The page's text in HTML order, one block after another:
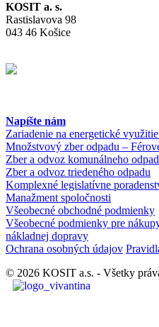
KOSIT a. s.
Rastislavova 98
043 46 Košice
Napíšte nám
Zariadenie na energetické
Množstvový zber odpadu –
Zber a odvoz komunálneho
Zber a odvoz triedeného odpadu
Komplexné legislatívne
Manažment spoločnosti
Všeobecné obchodné podmienky
Všeobecné podmienky pre
nákladnej dopravy
Ochrana osobných údajov
© 2026 KOSIT a.s. - Všetky